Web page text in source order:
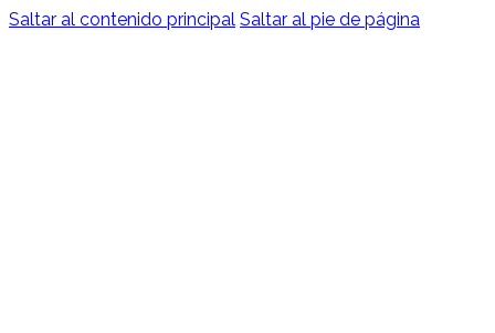
Saltar al contenido principal Saltar al pie de página